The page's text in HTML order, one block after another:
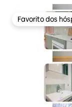
Favorito dos
Favorito dos